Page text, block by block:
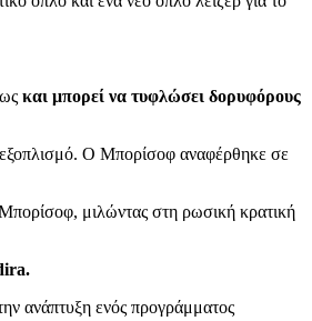
και μπορεί να τυφλώσει δορυφόρους
Ο Μπορίσοφ αναφέρθηκε σε
μιλώντας στη ρωσική κρατική
ανάπτυξη ενός προγράμματος